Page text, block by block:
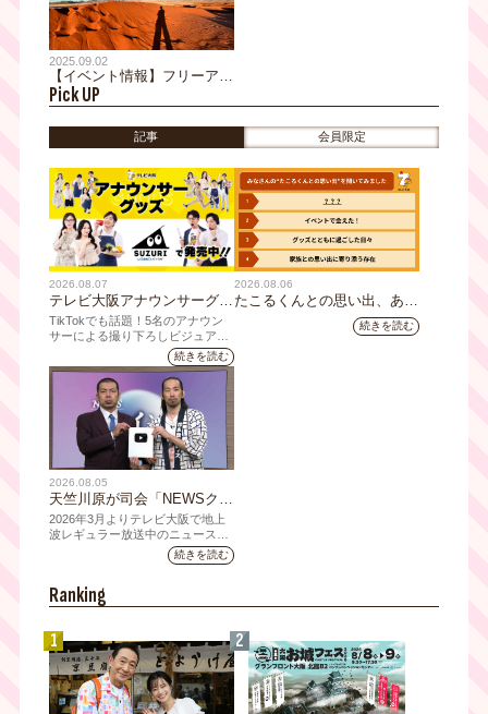
2025.09.02
【イベント情報】フリーアナ
ウンサー榎戸教子が5歳の娘
とめぐった世界一周写真展
「5歳とめぐる、100のまな
Pick UP
記事 会員限定
2026.08.07
テレビ大阪アナウンサーグッ
ズの新商品 8月8日(土)に発
売！ テーマは「個性全開」5
人それぞれの"らしさ"を詰め
込んだアイテムが登場
TikTokでも話題！5名のアナウン
サーによる撮り下ろしビジュアル
を使用した新グッズを発売続きを読む
2026.08.06
たこるくんとの思い出、あり
ますか？会員のみなさんに聞
続きを読む
2026.08.05
天竺川原が司会「NEWSクラ
イシス」チャンネル登録者数
10万人突破！テレビ大阪の番
組史上最速記録を更新
2026年3月よりテレビ大阪で地上
波レギュラー放送中のニュース番
組「NEWSクライシス」が、この
たび2026年7月12日(日)に、
人を達成しました。
続きを読む
Ranking
1 2